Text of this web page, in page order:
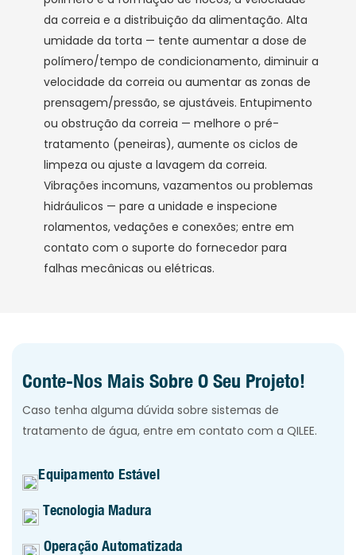
da correia e a distribuição da alimentação. Alta
umidade da torta — tente aumentar a dose de
polímero/tempo de condicionamento, diminuir a
velocidade da correia ou aumentar as zonas de
prensagem/pressão, se ajustáveis. Entupimento
ou obstrução da correia — melhore o pré-
tratamento (peneiras), aumente os ciclos de
limpeza ou ajuste a lavagem da correia.
Vibrações incomuns, vazamentos ou problemas
hidráulicos — pare a unidade e inspecione
rolamentos, vedações e conexões; entre em
contato com o suporte do fornecedor para
falhas mecânicas ou elétricas.
Conte-Nos Mais Sobre O Seu Projeto!
Caso tenha alguma dúvida sobre sistemas de
tratamento de água, entre em contato com a QILEE.
Equipamento Estável
Tecnologia Madura
Operação Automatizada